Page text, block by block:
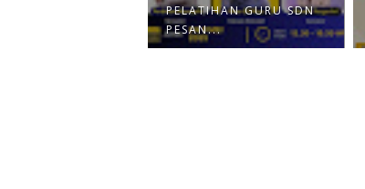
PELATIHAN GURU SDN
PESAN...